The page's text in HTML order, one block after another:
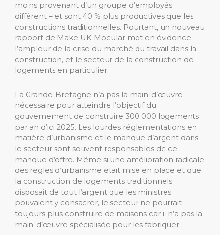
moins provenant d’un groupe d’employés
différent – et sont 40 % plus productives que les
constructions traditionnelles. Pourtant, un nouveau
rapport de Make UK Modular met en évidence
l’ampleur de la crise du marché du travail dans la
construction, et le secteur de la construction de
logements en particulier.
La Grande-Bretagne n’a pas la main-d’œuvre
nécessaire pour atteindre l’objectif du
gouvernement de construire 300 000 logements
par an d’ici 2025. Les lourdes réglementations en
matière d’urbanisme et le manque d’argent dans
le secteur sont souvent responsables de ce
manque d’offre. Même si une amélioration radicale
des règles d’urbanisme était mise en place et que
la construction de logements traditionnels
disposait de tout l’argent que les ministres
pouvaient y consacrer, le secteur ne pourrait
toujours plus construire de maisons car il n’a pas la
main-d’œuvre spécialisée pour les fabriquer.